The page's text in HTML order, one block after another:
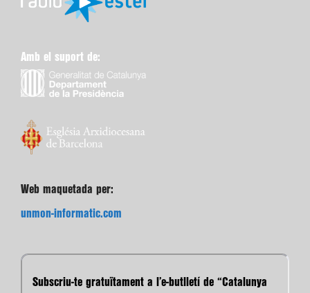
Amb el suport de:
Web maquetada per:
unmon-informatic.com
Subscriu-te gratuïtament a l’e-butlletí de “Catalunya